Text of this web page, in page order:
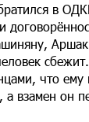
в
что ему
а взамен он